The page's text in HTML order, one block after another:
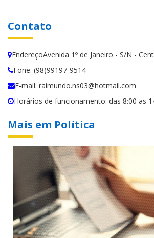
Contato
EndereçoAvenida 1º de Janeiro - S/N -
Fone: (98)99197-9514
E-mail: raimundo.ns03@hotmail.com
Horários de funcionamento: das 8:00 as
Mais em Política